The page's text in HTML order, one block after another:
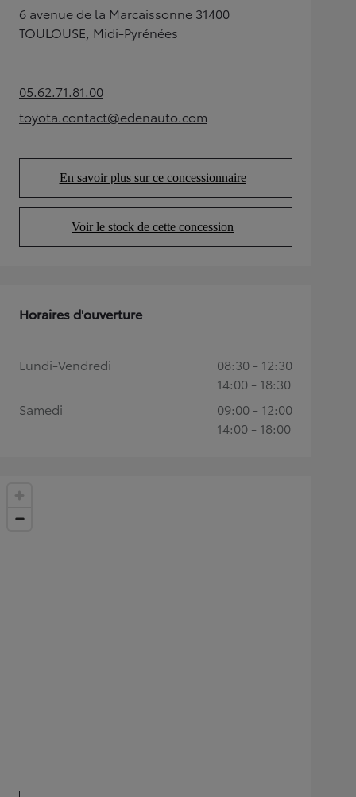
6 avenue de la Marcaissonne 31400
TOULOUSE, Midi-Pyrénées
05.62.71.81.00(Opens in new tab)
toyota.contact@edenauto.com
(Opens in new tab)
En savoir plus sur ce concessionnaire
(Opens in new tab)
Voir le stock de cette concession
(Opens in new tab)
Horaires d'ouverture
Lundi-Vendredi
08:30 - 12:30
14:00 - 18:30
Samedi
09:00 - 12:00
14:00 - 18:00